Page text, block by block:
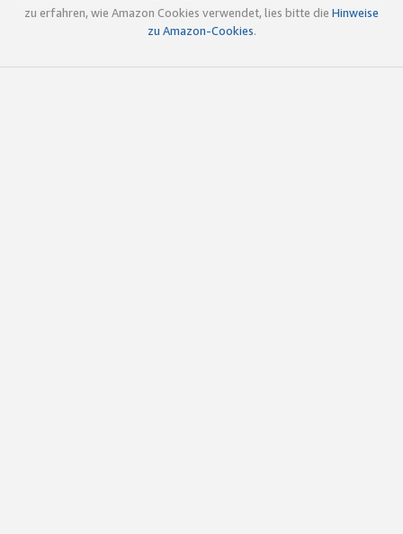
zu erfahren, wie Amazon Cookies verwendet, lies bitte die Hinweise
zu Amazon-Cookies.